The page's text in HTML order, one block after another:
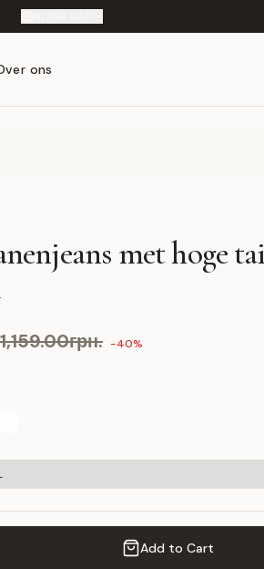
ons
met hoge
1,159.00грн. -40%
Add to Cart